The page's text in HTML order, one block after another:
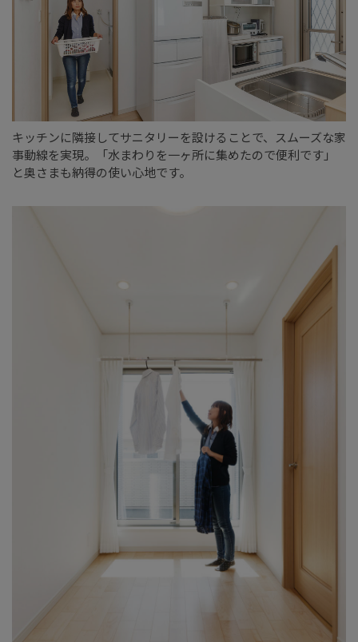
キッチンに隣接してサニタリーを設けることで、スムーズな家
事動線を実現。「水まわりを一ヶ所に集めたので便利です」
と奥さまも納得の使い心地です。